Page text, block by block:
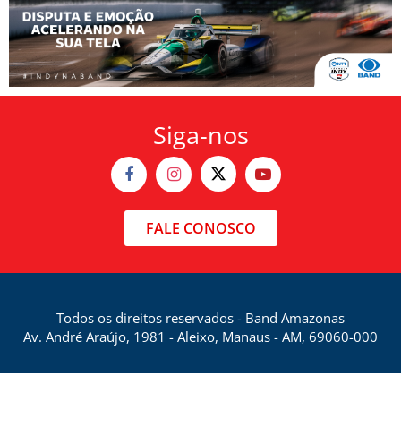
Siga-nos
FALE CONOSCO
Todos os direitos reservados - Band Amazonas
Av. André Araújo, 1981 - Aleixo, Manaus - AM, 69060-000